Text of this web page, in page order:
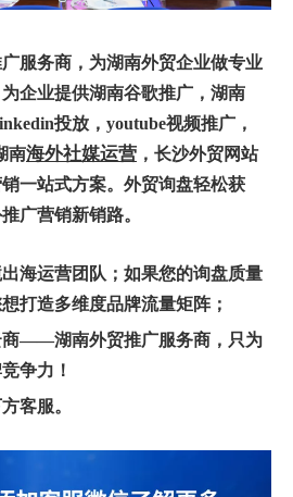
服务商，为湖南外贸企业做专业
企业提供湖南谷歌推广 ，湖南
投放 ，youtube视频推广，
南海外社媒运营 ， 长沙外贸网站
一站式方案。外贸询盘轻松获
广营销新销路。
海运营团队；如果您的询盘质量
打造多维度品牌流量矩阵；
商——湖南外贸推广服务商，只为
争力！
客服。